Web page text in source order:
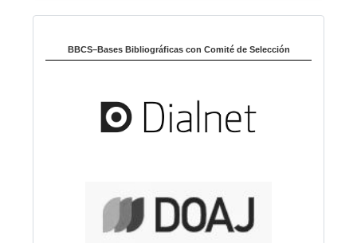
m
BBCS–Bases Bibliográficas con Comité de Selección